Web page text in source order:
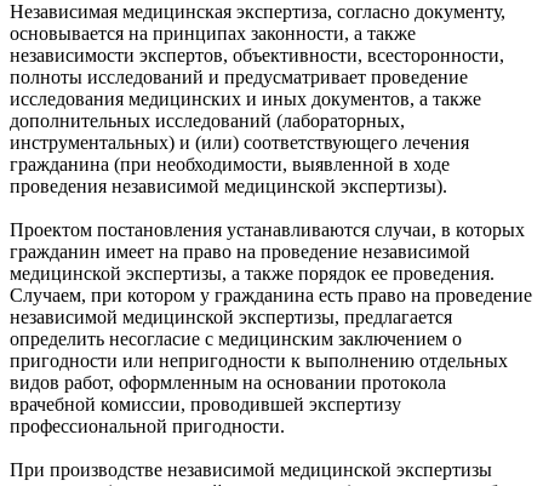
Независимая медицинская экспертиза, согласно документу,
основывается на принципах законности, а также
независимости экспертов, объективности, всесторонности,
полноты исследований и предусматривает проведение
исследования медицинских и иных документов, а также
дополнительных исследований (лабораторных,
инструментальных) и (или) соответствующего лечения
гражданина (при необходимости, выявленной в ходе
проведения независимой медицинской экспертизы).
Проектом постановления устанавливаются случаи, в которых
гражданин имеет на право на проведение независимой
медицинской экспертизы, а также порядок ее проведения.
Случаем, при котором у гражданина есть право на проведение
независимой медицинской экспертизы, предлагается
определить несогласие с медицинским заключением о
пригодности или непригодности к выполнению отдельных
видов работ, оформленным на основании протокола
врачебной комиссии, проводившей экспертизу
профессиональной пригодности.
При производстве независимой медицинской экспертизы